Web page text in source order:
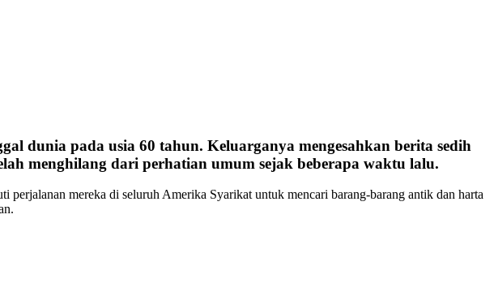
dunia pada usia 60 tahun. Keluarganya mengesahkan berita sedih
menghilang dari perhatian umum sejak beberapa waktu lalu.
mereka di seluruh Amerika Syarikat untuk mencari barang-barang antik dan harta